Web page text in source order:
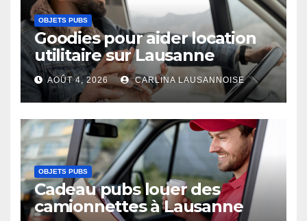
OBJETS PUBS
Goodies pour aider location
utilitaire sur Lausanne
AOÛT 4, 2026 CARLINA LAUSANNOISE
OBJETS PUBS
Cadeau pubs louer des
camionnettes à Lausanne